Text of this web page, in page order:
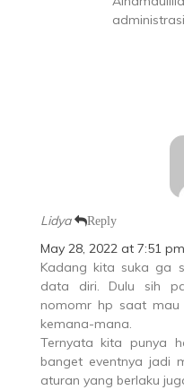
Lidya Reply
May 28, 2022 at 7:51 pm
Kadang kita suka ga
data diri. Dulu sih
nomomr hp saat mau
kemana-mana.
Ternyata kita punya
banget eventnya jadi
aturan yang berlaku